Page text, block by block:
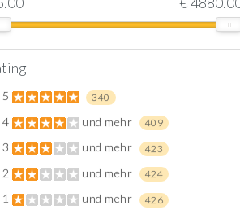
5 340
4 und mehr 409
3 und mehr 423
2 und mehr 424
1 und mehr 426